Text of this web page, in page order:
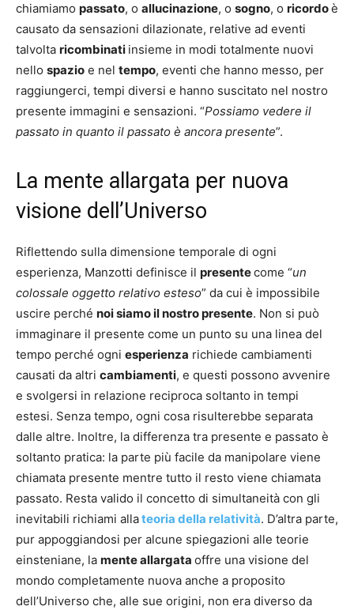
chiamiamo passato, o allucinazione, o sogno, o ricordoè
causato da sensazioni dilazionate, relative ad eventi
talvolta ricombinati insieme in modi totalmente nuovi
nello spazio e nel tempo, eventi che hanno messo, per
raggiungerci, tempi diversi e hanno suscitato nel nostro
presente immagini e sensazioni. “Possiamo vedere il
passato in quanto il passato è ancora presente”.
La mente allargata per nuova
visione dell’Universo
Riflettendo sulla dimensione temporale di ogni
esperienza, Manzotti definisce il presentecome “un
colossale oggetto relativo esteso” da cui è impossibile
uscire perché noi siamo il nostro presente. Non si può
immaginare il presente come un punto su una linea del
tempo perché ogni esperienza richiede cambiamenti
causati da altri cambiamenti, e questi possono avvenire
e svolgersi in relazione reciproca soltanto in tempi
estesi. Senza tempo, ogni cosa risulterebbe separata
dalle altre. Inoltre, la differenza tra presente e passato è
soltanto pratica: la parte più facile da manipolare viene
chiamata presente mentre tutto il resto viene chiamata
passato. Resta valido il concetto di simultaneità con gli
inevitabili richiami allateoria della relatività. D’altra parte,
pur appoggiandosi per alcune spiegazioni alle teorie
einsteniane, la mente allargata offre una visione del
mondo completamente nuova anche a proposito
dell’Universo che, alle sue origini, non era diverso da